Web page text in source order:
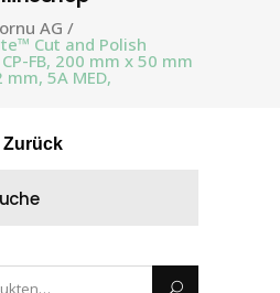
AG /
Cut and Polish
FB, 200 mm x 50 mm
mm, 5A MED,
Zurück